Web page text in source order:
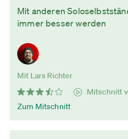
Mit anderen
immer besser werden
Mit Lars Richter
Mitschnitt
Zum Mitschnitt